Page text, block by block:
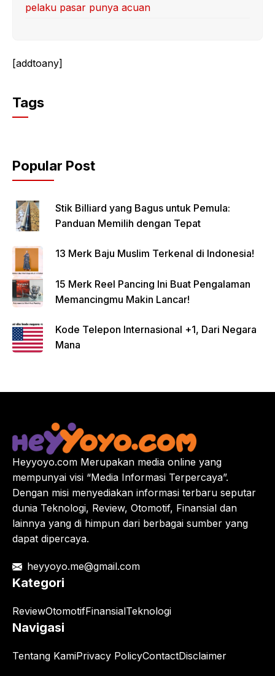
pelaku pasar punya acuan
[addtoany]
Tags
Popular Post
Stik Billiard yang Bagus untuk Pemula:
Panduan Memilih dengan Tepat
13 Merk Baju Muslim Terkenal di Indonesia!
15 Merk Reel Pancing Ini Buat Pengalaman
Memancingmu Makin Lancar!
Kode Telepon Internasional +1, Dari Negara
Mana
Heyyoyo.com Merupakan media online yang
mempunyai visi “Media Informasi Terpercaya”.
Dengan misi menyediakan informasi terbaru seputar
dunia Teknologi, Review, Otomotif, Finansial dan
lainnya yang di himpun dari berbagai sumber yang
dapat dipercaya.
heyyoyo.me@gmail.com
Kategori
ReviewOtomotifFinansialTeknologi
Navigasi
Tentang KamiPrivacy PolicyContactDisclaimer